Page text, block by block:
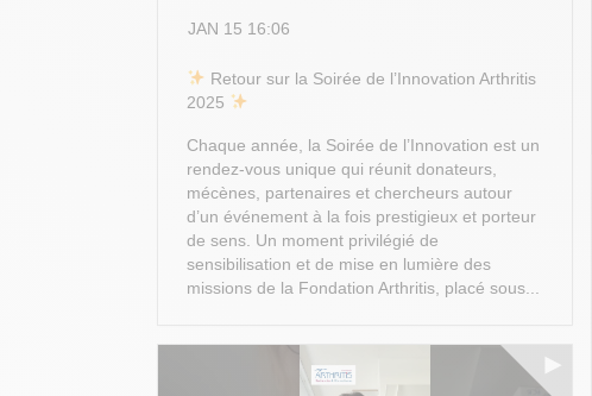
JAN 15 16:06
​ Retour sur la Soirée de l’Innovation Arthritis
2025
Chaque année, la Soirée de l’Innovation est un
rendez-vous unique qui réunit donateurs,
mécènes, partenaires et chercheurs autour
d’un événement à la fois prestigieux et porteur
de sens. Un moment privilégié de
sensibilisation et de mise en lumière des
missions de la Fondation Arthritis, placé sous...